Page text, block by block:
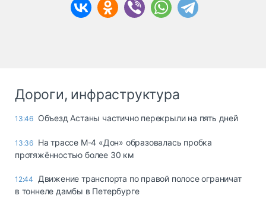
Дороги, инфраструктура
13:46 Объезд Астаны частично перекрыли на пять дней
13:36 На трассе М-4 «Дон» образовалась пробка
протяжённостью более 30 км
12:44
Движение транспорта по правой полосе ограничат
в тоннеле дамбы в Петербурге